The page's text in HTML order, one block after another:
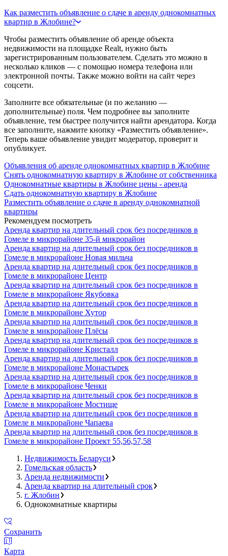
Как разместить объявление о сдаче в аренду однокомнатных
квартир в Жлобине?
Чтобы разместить объявление об аренде объекта
недвижимости на площадке Realt, нужно быть
зарегистрированным пользователем. Сделать это можно в
несколько кликов — с помощью номера телефона или
электронной почты. Также можно войти на сайт через
соцсети.
Заполните все обязательные (и по желанию —
дополнительные) поля. Чем подробнее вы заполните
объявление, тем быстрее получится найти арендатора. Когда
все заполните, нажмите кнопку «Разместить объявление».
Теперь ваше объявление увидит модератор, проверит и
опубликует.
Объявления об аренде однокомнатных квартир в Жлобине
Снять однокомнатную квартиру в Жлобине от собственника
Однокомнатные квартиры в Жлобине цены - аренда
Сдать однокомнатную квартиру в Жлобине
Разместить объявление о сдаче в аренду однокомнатной
квартиры
Рекомендуем посмотреть
Аренда квартир на длительный срок без посредников в
Гомеле в микрорайоне 35-й микрорайон
Аренда квартир на длительный срок без посредников в
Гомеле в микрорайоне Новая мильча
Аренда квартир на длительный срок без посредников в
Гомеле в микрорайоне Центр
Аренда квартир на длительный срок без посредников в
Гомеле в микрорайоне Якубовка
Аренда квартир на длительный срок без посредников в
Гомеле в микрорайоне Хутор
Аренда квартир на длительный срок без посредников в
Гомеле в микрорайоне Плёсы
Аренда квартир на длительный срок без посредников в
Гомеле в микрорайоне Кристалл
Аренда квартир на длительный срок без посредников в
Гомеле в микрорайоне Монастырек
Аренда квартир на длительный срок без посредников в
Гомеле в микрорайоне Ченки
Аренда квартир на длительный срок без посредников в
Гомеле в микрорайоне Мостище
Аренда квартир на длительный срок без посредников в
Гомеле в микрорайоне Чапаева
Аренда квартир на длительный срок без посредников в
Гомеле в микрорайоне Проект 55,56,57,58
Недвижимость Беларуси
Гомельская область
Аренда недвижимости
Аренда квартир на длительный срок
г. Жлобин
Однокомнатные квартиры
Сохранить
Карта